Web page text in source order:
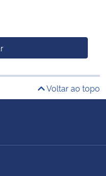
Voltar ao topo